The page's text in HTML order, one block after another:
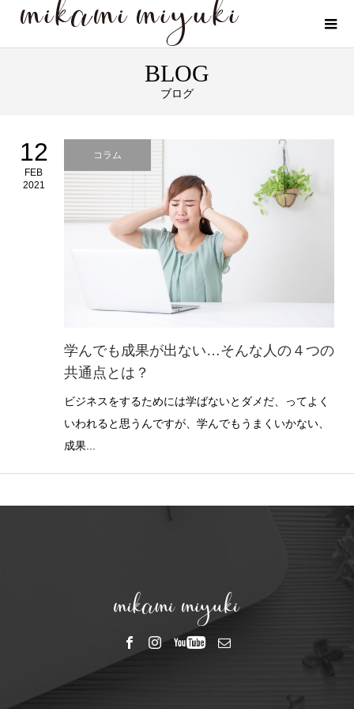
BLOG
ブログ
12
FEB
2021
コラム
学んでも成果が出ない…そんな人の４つの
共通点とは？
ビジネスをするためには学ばないとダメだ、ってよく
いわれると思うんですが、学んでもうまくいかない、
成果...